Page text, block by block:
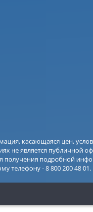
касающаяся цен,
не является публичной
получения подробной
телефону - 8 800 200 48 01.